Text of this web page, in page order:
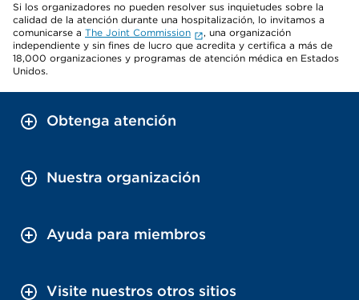
Si los organizadores no pueden resolver sus inquietudes sobre la
calidad de la atención durante una hospitalización, lo invitamos a
comunicarse a The Joint Commission
, una organización
independiente y sin fines de lucro que acredita y certifica a más de
18,000 organizaciones y programas de atención médica en Estados
Unidos.
Obtenga atención
Nuestra organización
Ayuda para miembros
Visite nuestros otros sitios